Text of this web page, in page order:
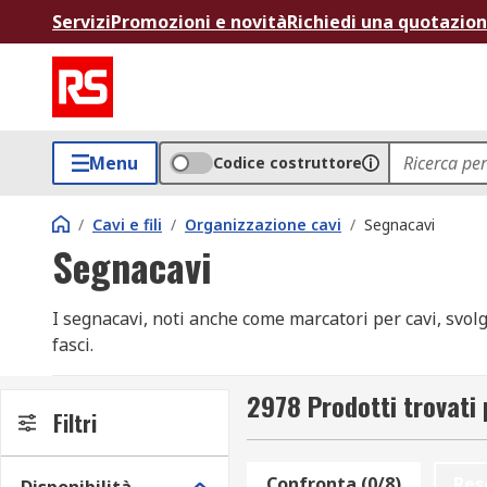
ServiziPromozioni e novitàRichiedi una
Menu Codice costruttore
/ Cavi e fili / Organizzazione cavi / Segnacavi
Segnacavi
I segnacavi, noti anche come marcatori per cavi,
fasci.
Sono essenziali durante l'installazione, la
Tipologie di segnacavi
Filtri 2978 Prodotti trovati